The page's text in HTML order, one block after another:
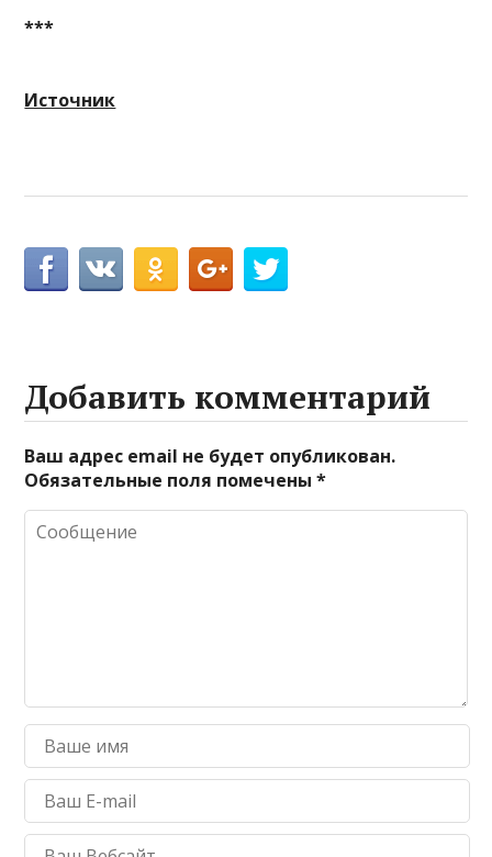
***
Источник
Добавить комментарий
Ваш адрес email не будет опубликован.
Обязательные поля помечены*